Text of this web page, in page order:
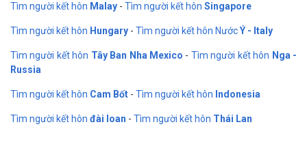
Tìm người kết hôn Malay - Tìm người kết hôn Singapore
Tìm người kết hôn Hungary - Tìm người kết hôn NướcÝ - Italy
Tìm người kết hôn Tây Ban Nha Mexico - Tìm người kết hôn Nga -
Russia
Tìm người kết hôn Cam Bốt - Tìm người kết hôn Indonesia
Tìm người kết hôn đài loan - Tìm người kết hôn Thái Lan